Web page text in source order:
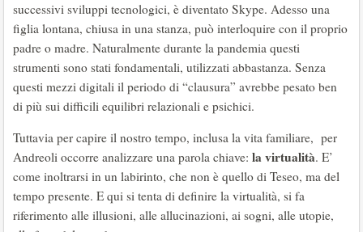
successivi sviluppi tecnologici, è diventato Skype. Adesso una
figlia lontana, chiusa in una stanza, può interloquire con il proprio
padre o madre. Naturalmente durante la pandemia questi
strumenti sono stati fondamentali, utilizzati abbastanza. Senza
questi mezzi digitali il periodo di “clausura” avrebbe pesato ben
di più sui difficili equilibri relazionali e psichici.
Tuttavia per capire il nostro tempo, inclusa la vita familiare, per
Andreoli occorre analizzare una parola chiave: la virtualità. E’
come inoltrarsi in un labirinto, che non è quello di Teseo, ma del
tempo presente. E qui si tenta di definire la virtualità, si fa
riferimento alle illusioni, alle allucinazioni, ai sogni, alle utopie,